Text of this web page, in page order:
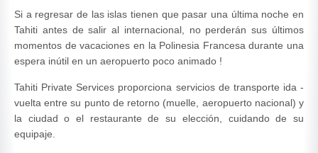
Si a regresar de las islas tienen que pasar una última noche en
Tahiti antes de salir al internacional, no perderán sus últimos
momentos de vacaciones en la Polinesia Francesa durante una
espera inútil en un aeropuerto poco animado !
Tahiti Private Services proporciona servicios de transporte ida -
vuelta entre su punto de retorno (muelle, aeropuerto nacional) y
la ciudad o el restaurante de su elección, cuidando de su
equipaje.